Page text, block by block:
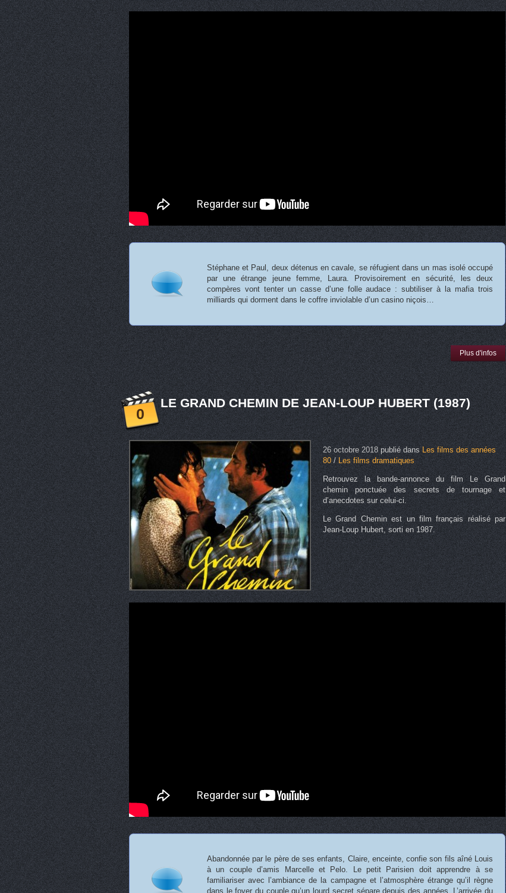
Stéphane et Paul, deux détenus en cavale, se réfugient dans un mas isolé occupé
par une étrange jeune femme, Laura. Provisoirement en sécurité, les deux
compères vont tenter un casse d’une folle audace : subtiliser à la mafia trois
milliards qui dorment dans le coffre inviolable d’un casino niçois…
Plus d'infos
0
LE GRAND CHEMIN DE JEAN-LOUP HUBERT (1987)
26 octobre 2018 publié dansLes films des années
80/ Les films dramatiques
Retrouvez la bande-annonce du film Le Grand
chemin ponctuée des secrets de tournage et
d’anecdotes sur celui-ci.
Le Grand Chemin est un film français réalisé par
Jean-Loup Hubert, sorti en 1987.
Abandonnée par le père de ses enfants, Claire, enceinte, confie son fils aîné Louis
à un couple d’amis Marcelle et Pelo. Le petit Parisien doit apprendre à se
familiariser avec l’ambiance de la campagne et l’atmosphère étrange qu’il règne
dans le foyer du couple qu’un lourd secret sépare depuis des années. L’arrivée du